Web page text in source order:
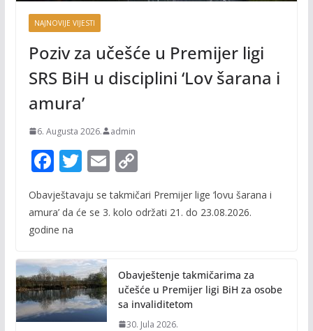
NAJNOVIJE VIJESTI
Poziv za učešće u Premijer ligi
SRS BiH u disciplini ‘Lov šarana i
amura’
6. Augusta 2026. admin
F
ac
e
b
o
k
T
itt
E
m
ai
C
o
p
n
k
Obavještavaju se takmičari Premijer lige ‘lovu šarana i
amura’ da će se 3. kolo održati 21. do 23.08.2026.
godine na
Obavještenje takmičarima za
učešće u Premijer ligi BiH za osobe
sa invaliditetom
30. Jula 2026.